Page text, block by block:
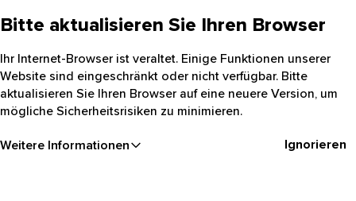
Bitte aktualisieren Sie Ihren Browser
Ihr Internet-Browser ist veraltet. Einige Funktionen unserer
Website sind eingeschränkt oder nicht verfügbar. Bitte
aktualisieren Sie Ihren Browser auf eine neuere Version, um
mögliche Sicherheitsrisiken zu minimieren.
Weitere Informationen Ignorieren